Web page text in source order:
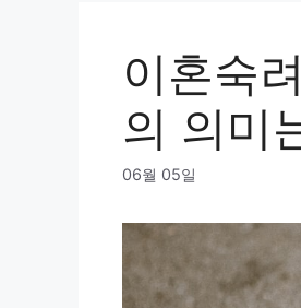
이혼숙
의 의미
06월 05일